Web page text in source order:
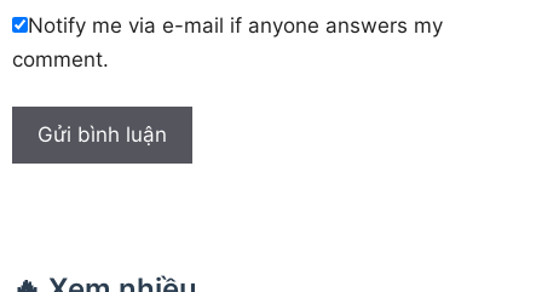
Notify me via e-mail if anyone answers my
comment.